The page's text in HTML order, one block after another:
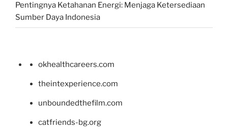
Pentingnya Ketahanan Energi: Menjaga Ketersediaan
Sumber Daya Indonesia
okhealthcareers.com
theintexperience.com
unboundedthefilm.com
catfriends-bg.org